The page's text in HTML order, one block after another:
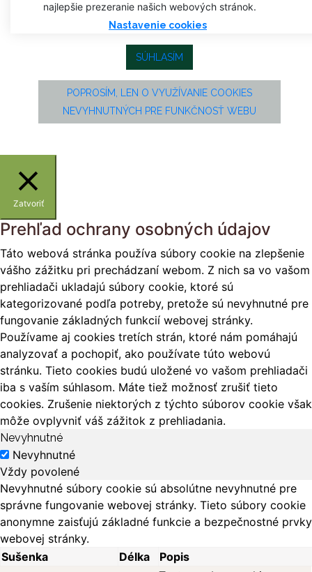
najlepšie prezeranie našich webových stránok.
Nastavenie cookies
SÚHLASÍM
POPROSÍM, LEN O VYUŽÍVANIE COOKIES
NEVYHNUTNÝCH PRE FUNKČNOSŤ WEBU
Zatvoriť
Prehľad ochrany osobných údajov
Táto webová stránka používa súbory cookie na zlepšenie
vášho zážitku pri prechádzaní webom. Z nich sa vo vašom
prehliadači ukladajú súbory cookie, ktoré sú
kategorizované podľa potreby, pretože sú nevyhnutné pre
fungovanie základných funkcií webovej stránky.
Používame aj cookies tretích strán, ktoré nám pomáhajú
analyzovať a pochopiť, ako používate túto webovú
stránku. Tieto cookies budú uložené vo vašom prehliadači
iba s vaším súhlasom. Máte tiež možnosť zrušiť tieto
cookies. Zrušenie niektorých z týchto súborov cookie však
môže ovplyvniť váš zážitok z prehliadania.
Nevyhnutné
Nevyhnutné
Vždy povolené
Nevyhnutné súbory cookie sú absolútne nevyhnutné pre
správne fungovanie webovej stránky. Tieto súbory cookie
anonymne zaisťujú základné funkcie a bezpečnostné prvky
webovej stránky.
Sušenka
Délka Popis